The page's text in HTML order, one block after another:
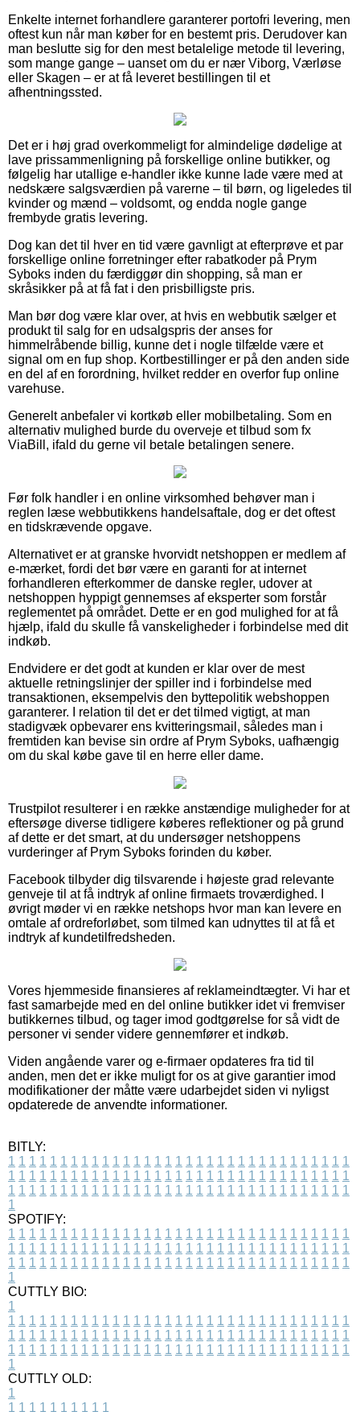
Enkelte internet forhandlere garanterer portofri levering, men
oftest kun når man køber for en bestemt pris. Derudover kan
man beslutte sig for den mest betalelige metode til levering,
som mange gange – uanset om du er nær Viborg, Værløse
eller Skagen – er at få leveret bestillingen til et
afhentningssted.
Det er i høj grad overkommeligt for almindelige dødelige at
lave prissammenligning på forskellige online butikker, og
følgelig har utallige e-handler ikke kunne lade være med at
nedskære salgsværdien på varerne – til børn, og ligeledes til
kvinder og mænd – voldsomt, og endda nogle gange
frembyde gratis levering.
Dog kan det til hver en tid være gavnligt at efterprøve et par
forskellige online forretninger efter rabatkoder på Prym
Syboks inden du færdiggør din shopping, så man er
skråsikker på at få fat i den prisbilligste pris.
Man bør dog være klar over, at hvis en webbutik sælger et
produkt til salg for en udsalgspris der anses for
himmelråbende billig, kunne det i nogle tilfælde være et
signal om en fup shop. Kortbestillinger er på den anden side
en del af en forordning, hvilket redder en overfor fup online
varehuse.
Generelt anbefaler vi kortkøb eller mobilbetaling. Som en
alternativ mulighed burde du overveje et tilbud som fx
ViaBill, ifald du gerne vil betale betalingen senere.
Før folk handler i en online virksomhed behøver man i
reglen læse webbutikkens handelsaftale, dog er det oftest
en tidskrævende opgave.
Alternativet er at granske hvorvidt netshoppen er medlem af
e-mærket, fordi det bør være en garanti for at internet
forhandleren efterkommer de danske regler, udover at
netshoppen hyppigt gennemses af eksperter som forstår
reglementet på området. Dette er en god mulighed for at få
hjælp, ifald du skulle få vanskeligheder i forbindelse med dit
indkøb.
Endvidere er det godt at kunden er klar over de mest
aktuelle retningslinjer der spiller ind i forbindelse med
transaktionen, eksempelvis den byttepolitik webshoppen
garanterer. I relation til det er det tilmed vigtigt, at man
stadigvæk opbevarer ens kvitteringsmail, således man i
fremtiden kan bevise sin ordre af Prym Syboks, uafhængig
om du skal købe gave til en herre eller dame.
Trustpilot resulterer i en række anstændige muligheder for at
eftersøge diverse tidligere køberes reflektioner og på grund
af dette er det smart, at du undersøger netshoppens
vurderinger af Prym Syboks forinden du køber.
Facebook tilbyder dig tilsvarende i højeste grad relevante
genveje til at få indtryk af online firmaets troværdighed. I
øvrigt møder vi en række netshops hvor man kan levere en
omtale af ordreforløbet, som tilmed kan udnyttes til at få et
indtryk af kundetilfredsheden.
Vores hjemmeside finansieres af reklameindtægter. Vi har et
fast samarbejde med en del online butikker idet vi fremviser
butikkernes tilbud, og tager imod godtgørelse for så vidt de
personer vi sender videre gennemfører et indkøb.
Viden angående varer og e-firmaer opdateres fra tid til
anden, men det er ikke muligt for os at give garantier imod
modifikationer der måtte være udarbejdet siden vi nyligst
opdaterede de anvendte informationer.
BITLY:
1 1 1 1 1 1 1 1 1 1 1 1 1 1 1 1 1 1 1 1 1 1 1 1 1 1 1 1 1 1 1 1 1
1 1 1 1 1 1 1 1 1 1 1 1 1 1 1 1 1 1 1 1 1 1 1 1 1 1 1 1 1 1 1 1 1
1 1 1 1 1 1 1 1 1 1 1 1 1 1 1 1 1 1 1 1 1 1 1 1 1 1 1 1 1 1 1 1 1
1
SPOTIFY:
1 1 1 1 1 1 1 1 1 1 1 1 1 1 1 1 1 1 1 1 1 1 1 1 1 1 1 1 1 1 1 1 1
1 1 1 1 1 1 1 1 1 1 1 1 1 1 1 1 1 1 1 1 1 1 1 1 1 1 1 1 1 1 1 1 1
1 1 1 1 1 1 1 1 1 1 1 1 1 1 1 1 1 1 1 1 1 1 1 1 1 1 1 1 1 1 1 1 1
1
CUTTLY BIO:
1
1 1 1 1 1 1 1 1 1 1 1 1 1 1 1 1 1 1 1 1 1 1 1 1 1 1 1 1 1 1 1 1 1
1 1 1 1 1 1 1 1 1 1 1 1 1 1 1 1 1 1 1 1 1 1 1 1 1 1 1 1 1 1 1 1 1
1 1 1 1 1 1 1 1 1 1 1 1 1 1 1 1 1 1 1 1 1 1 1 1 1 1 1 1 1 1 1 1 1
1
CUTTLY OLD:
1
1 1 1 1 1 1 1 1 1 1